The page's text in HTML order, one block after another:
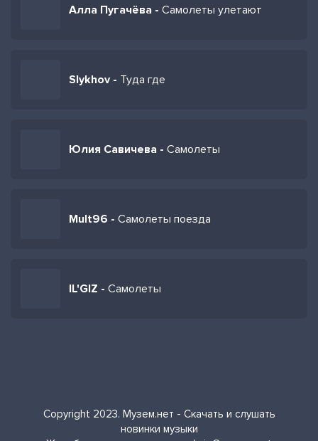
Алла Пугачёва - Самолеты улетают
Slykhov - Туда где
Юлия Савичева - Самолеты
Mult96 - Самолеты поезда
IL'GIZ - Самолеты
Copyright 2023. Музем.нет - Скачать и слушать
новинки музыки